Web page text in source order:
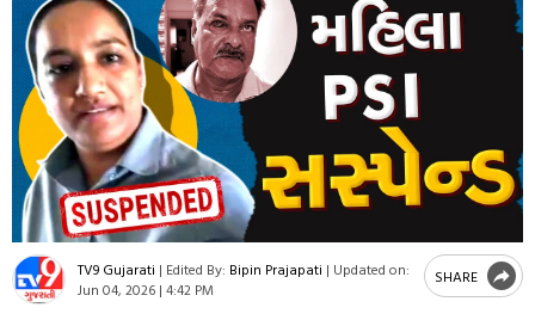
TV9 Gujarati | Edited By: Bipin Prajapati | Updated on:
Jun 04, 2026 | 4:42 PM
SHARE